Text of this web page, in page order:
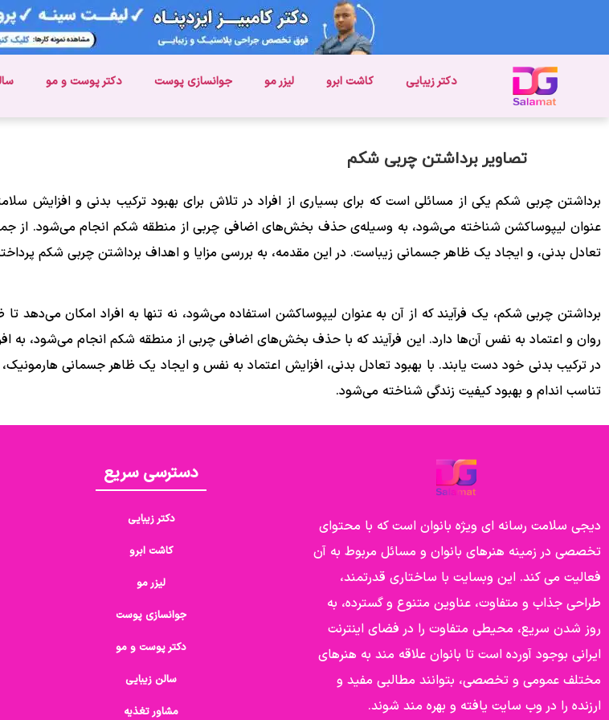
دکتر زیبایی کاشت ابرو لیزر مو جوانسازی پوست دکتر پوست و مو
تصاویر برداشتن چربی شکم
برداشتن چربی شکم یکی از مسائلی است که برای بسیاری از افراد در تلاش برای بهبود ترکیب بدنی و افزایش
عنوان لیپوساکشن شناخته می‌شود، به وسیله‌ی حذف بخش‌های اضافی چربی از منطقه شکم انجام می‌شود. از
تعادل بدنی، و ایجاد یک ظاهر جسمانی زیباست. در این مقدمه، به بررسی مزایا و اهداف برداشتن چربی شکم
برداشتن چربی شکم، یک فرآیند که از آن به عنوان لیپوساکشن استفاده می‌شود، نه تنها به افراد امکان می‌دهد
روان و اعتماد به نفس آن‌ها دارد. این فرآیند که با حذف بخش‌های اضافی چربی از منطقه شکم انجام می‌شود، به
در ترکیب بدنی خود دست یابند. با بهبود تعادل بدنی، افزایش اعتماد به نفس و ایجاد یک ظاهر جسمانی
تناسب اندام و بهبود کیفیت زندگی شناخته می‌شود.
دیجی سلامت رسانه ای ویژه بانوان است که با محتوای
تخصصی در زمینه هنرهای بانوان و مسائل مربوط به آن
فعالیت می کند. این وبسایت با ساختاری قدرتمند،
طراحی جذاب و متفاوت، عناوین متنوع و گسترده، به
روز شدن سریع، محیطی متفاوت را در فضای اینترنت
ایرانی بوجود آورده است تا بانوان علاقه مند به هنرهای
مختلف عمومی و تخصصی، بتوانند مطالبی مفید و
ارزنده را در وب سایت یافته و بهره مند شوند.
دسترسی سریع
دکتر زیبایی
کاشت ابرو
لیزر مو
جوانسازی پوست
دکتر پوست و مو
سالن زیبایی
مشاور تغذیه